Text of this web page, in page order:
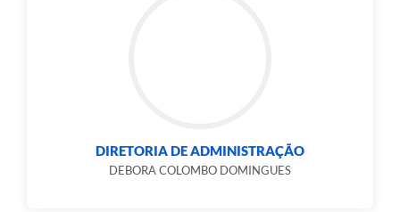
DIRETORIA DE ADMINISTRAÇÃO
DEBORA COLOMBO DOMINGUES